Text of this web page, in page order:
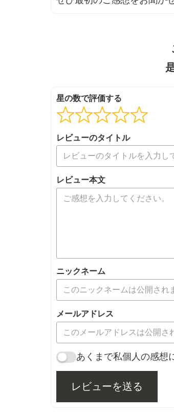
5
星の数で評価する
レビューのタイトル
レビュー本文
ニックネーム
メールアドレス
あくまで私個人の感想
レビューを送る